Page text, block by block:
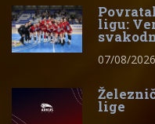
ligu:
07/08/2026
lige